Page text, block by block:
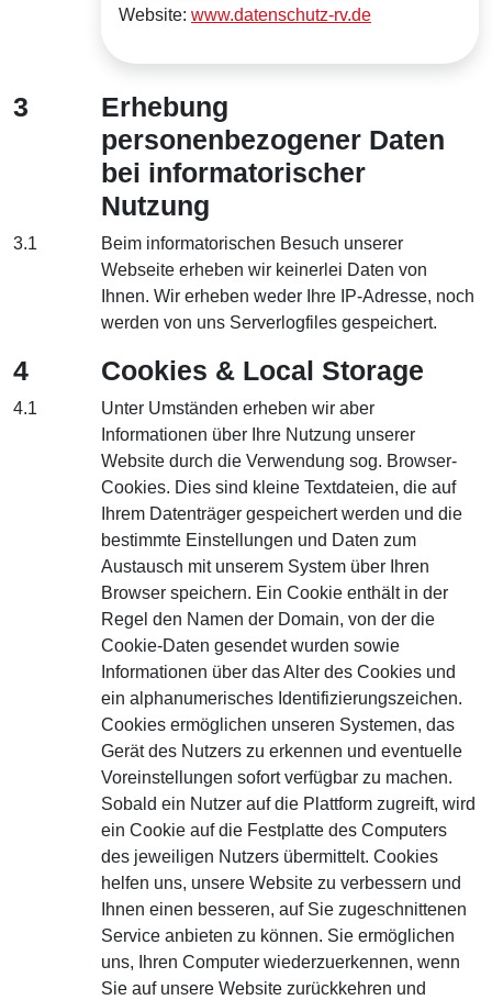
Website: www.datenschutz-rv.de
3
Erhebung
personenbezogener Daten
bei informatorischer
Nutzung
3.1
Beim informatorischen Besuch unserer
Webseite erheben wir keinerlei Daten von
Ihnen. Wir erheben weder Ihre IP-Adresse, noch
werden von uns Serverlogfiles gespeichert.
4 Cookies & Local Storage
4.1
Unter Umständen erheben wir aber
Informationen über Ihre Nutzung unserer
Website durch die Verwendung sog. Browser-
Cookies. Dies sind kleine Textdateien, die auf
Ihrem Datenträger gespeichert werden und die
bestimmte Einstellungen und Daten zum
Austausch mit unserem System über Ihren
Browser speichern. Ein Cookie enthält in der
Regel den Namen der Domain, von der die
Cookie-Daten gesendet wurden sowie
Informationen über das Alter des Cookies und
ein alphanumerisches Identifizierungszeichen.
Cookies ermöglichen unseren Systemen, das
Gerät des Nutzers zu erkennen und eventuelle
Voreinstellungen sofort verfügbar zu machen.
Sobald ein Nutzer auf die Plattform zugreift, wird
ein Cookie auf die Festplatte des Computers
des jeweiligen Nutzers übermittelt. Cookies
helfen uns, unsere Website zu verbessern und
Ihnen einen besseren, auf Sie zugeschnittenen
Service anbieten zu können. Sie ermöglichen
uns, Ihren Computer wiederzuerkennen, wenn
Sie auf unsere Website zurückkehren und